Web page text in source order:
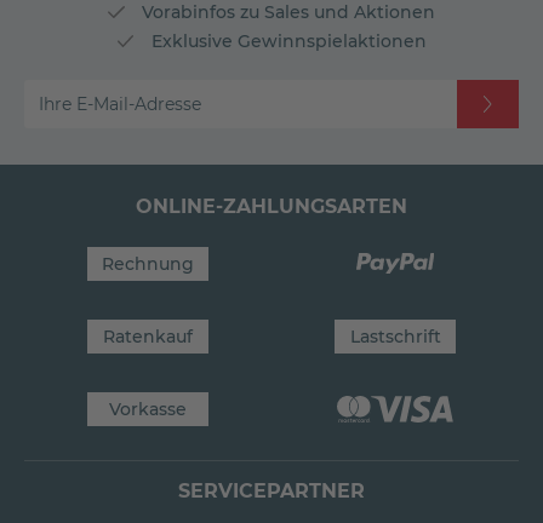
Vorabinfos zu Sales und Aktionen
Exklusive Gewinnspielaktionen
Ihre E-Mail-Adresse
ONLINE-ZAHLUNGSARTEN
Rechnung
Ratenkauf Lastschrift
Vorkasse
SERVICEPARTNER